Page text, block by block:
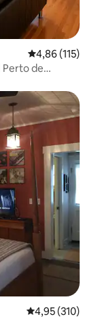
4,86 de uma
4,86 (115)
Perto de
4,95 de uma
4,95 (310)